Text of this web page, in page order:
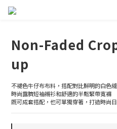
Non-Faded
up
不褪色牛仔布布料，搭配對比鮮明的白色
時尚露臍短袖襯衫和舒適的半鬆緊帶寬褲
既可成套搭配，也可單獨穿著，打造時尚